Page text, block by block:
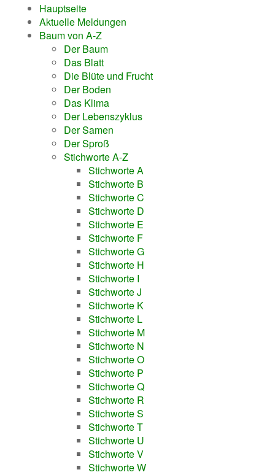
Hauptseite
Aktuelle Meldungen
Baum von A-Z
Der Baum
Das Blatt
Die Blüte und Frucht
Der Boden
Das Klima
Der Lebenszyklus
Der Samen
Der Sproß
Stichworte A-Z
Stichworte A
Stichworte B
Stichworte C
Stichworte D
Stichworte E
Stichworte F
Stichworte G
Stichworte H
Stichworte I
Stichworte J
Stichworte K
Stichworte L
Stichworte M
Stichworte N
Stichworte O
Stichworte P
Stichworte Q
Stichworte R
Stichworte S
Stichworte T
Stichworte U
Stichworte V
Stichworte W